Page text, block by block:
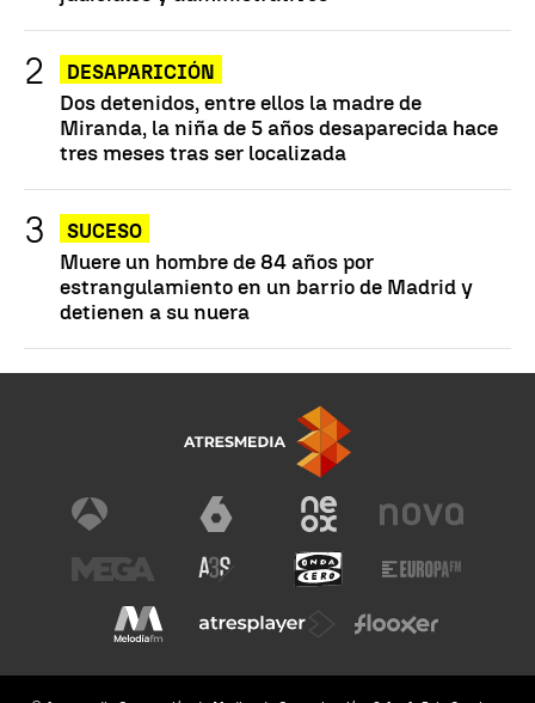
DESAPARICIÓN
Dos detenidos, entre ellos la madre de
Miranda, la niña de 5 años desaparecida hace
tres meses tras ser localizada
SUCESO
Muere un hombre de 84 años por
estrangulamiento en un barrio de Madrid y
detienen a su nuera